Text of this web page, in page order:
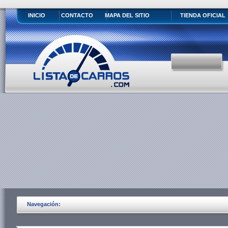
INICIO CONTACTO MAPA DEL SITIO TIENDA OFICIAL
Navegación: